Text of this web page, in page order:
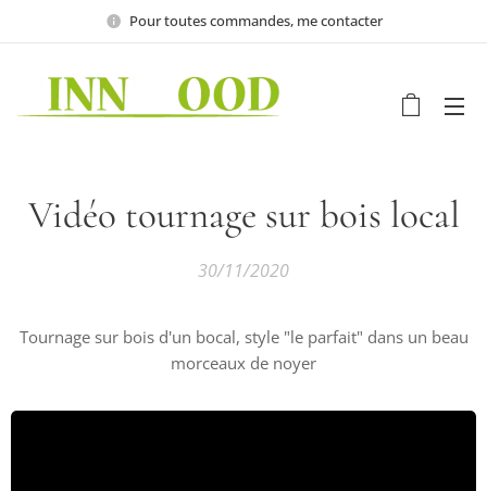
Pour toutes commandes, me contacter
Vidéo tournage sur bois local
30/11/2020
Tournage sur bois d'un bocal, style "le parfait" dans un beau
morceaux de noyer